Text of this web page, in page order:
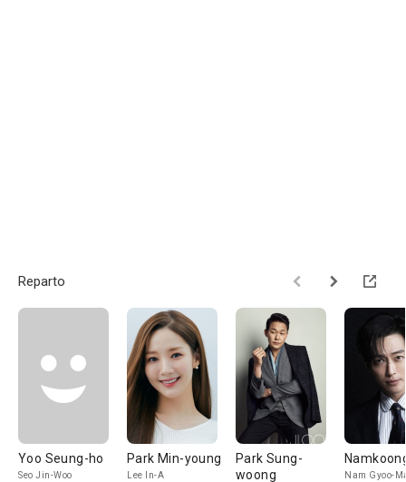
Reparto
Yoo Seung-ho
Seo Jin-Woo
Park Min-young
Lee In-A
Park Sung-
woong
Nam Gyoo-